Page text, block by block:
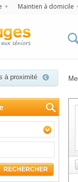
Maintien à domicile
à proximité
RECHERCHER